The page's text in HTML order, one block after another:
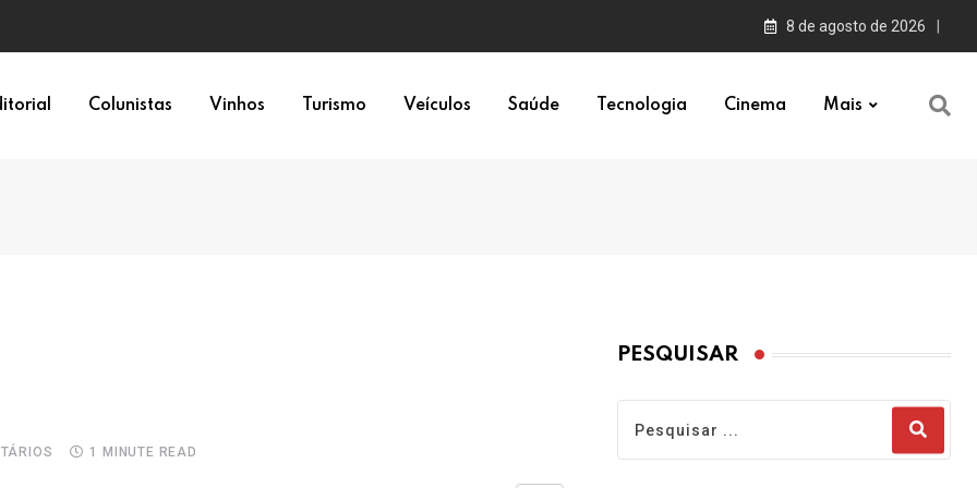
política 8 de agosto de 2026
Colunistas Vinhos Turismo Veículos Saúde Tecnologia Cinema Mais
1 MINUTE READ
PESQUISAR